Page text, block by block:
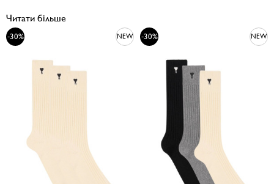
Читати більше
-30% NEW -30% NEW